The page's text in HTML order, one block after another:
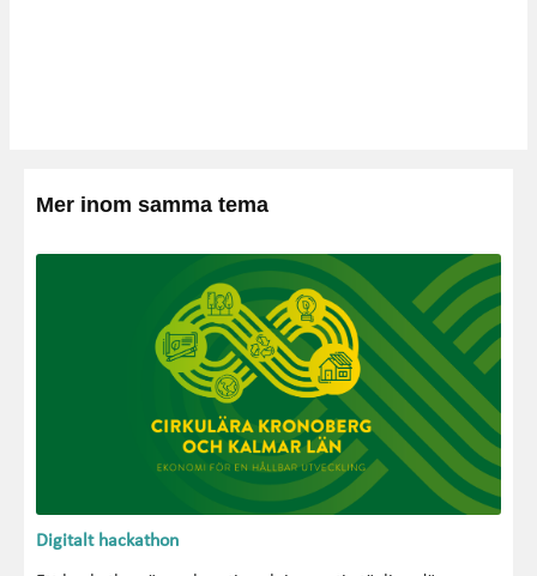
Mer inom samma tema
Digitalt hackathon